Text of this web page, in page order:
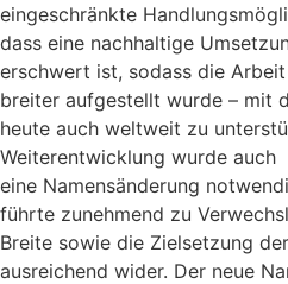
eingeschränkte
dass eine nachhaltige
erschwert ist, sodass die
breiter aufgestellt wurde – mit
heute auch weltweit zu
Weiterentwicklung wurde auch
eine Namensänderung
führte zunehmend zu
Breite sowie die Zielsetzung
ausreichend wider. Der neue